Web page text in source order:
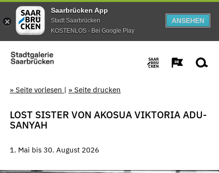
Saarbrücken App
Stadt Saarbrücken
KOSTENLOS - Bei Google Play
ANSEHEN
» Seite vorlesen | » Seite drucken
LOST SISTER VON AKOSUA VIKTORIA ADU-
SANYAH
1. Mai bis 30. August 2026